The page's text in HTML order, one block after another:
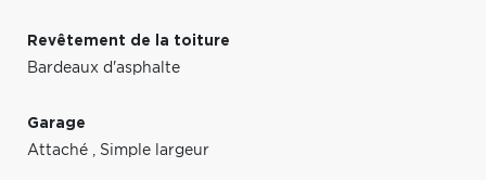
Revêtement de la toiture
Bardeaux d'asphalte
Garage
Attaché , Simple largeur